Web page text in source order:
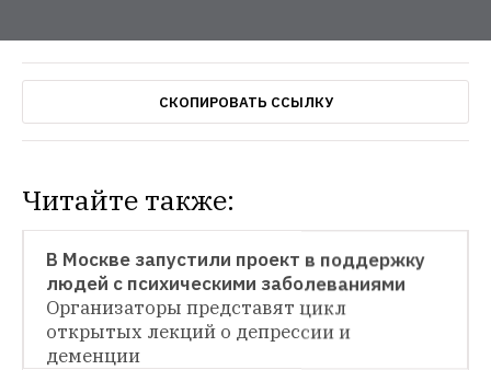
СКОПИРОВАТЬ ССЫЛКУ
Читайте также:
НОВОСТИ
В Москве запустили проект в поддержку
людей с психическими заболеваниями
Организаторы представят цикл
открытых лекций о депрессии и
деменции